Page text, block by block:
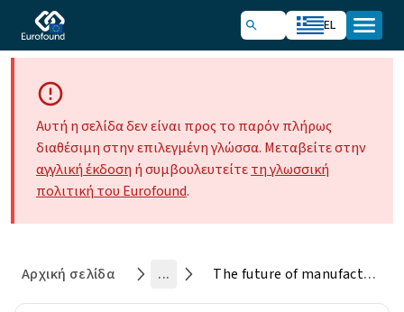
EL
Αυτή η σελίδα δεν είναι προς το παρόν πλήρως
διαθέσιμη στην επιλεγμένη γλώσσα. Μεταβείτε στην
αγγλική έκδοση ή συμβουλευτείτετη γλωσσική
πολιτική του Eurofound.
Αρχική σελίδα ... The future of manufacturing in Europe